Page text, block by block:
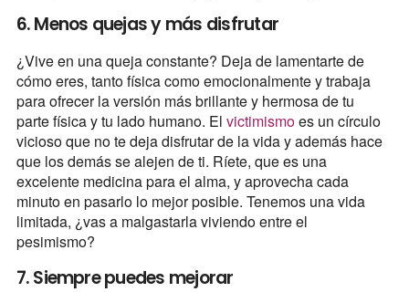
6. Menos quejas y más disfrutar
¿Vive en una queja constante? Deja de lamentarte de
cómo eres, tanto física como emocionalmente y trabaja
para ofrecer la versión más brillante y hermosa de tu
parte física y tu lado humano. El victimismoes un círculo
vicioso que no te deja disfrutar de la vida y además hace
que los demás se alejen de ti. Ríete, que es una
excelente medicina para el alma, y aprovecha cada
minuto en pasarlo lo mejor posible. Tenemos una vida
limitada, ¿vas a malgastarla viviendo entre el
pesimismo?
7. Siempre puedes mejorar